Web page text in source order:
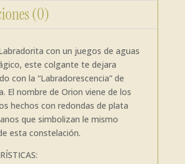
(0)
con un juegos de aguas
este colgante te dejara
con la “Labradorescencia” de
El nombre de Orion viene de los
hechos con redondas de plata
que simbolizan le mismo
esta constelación.